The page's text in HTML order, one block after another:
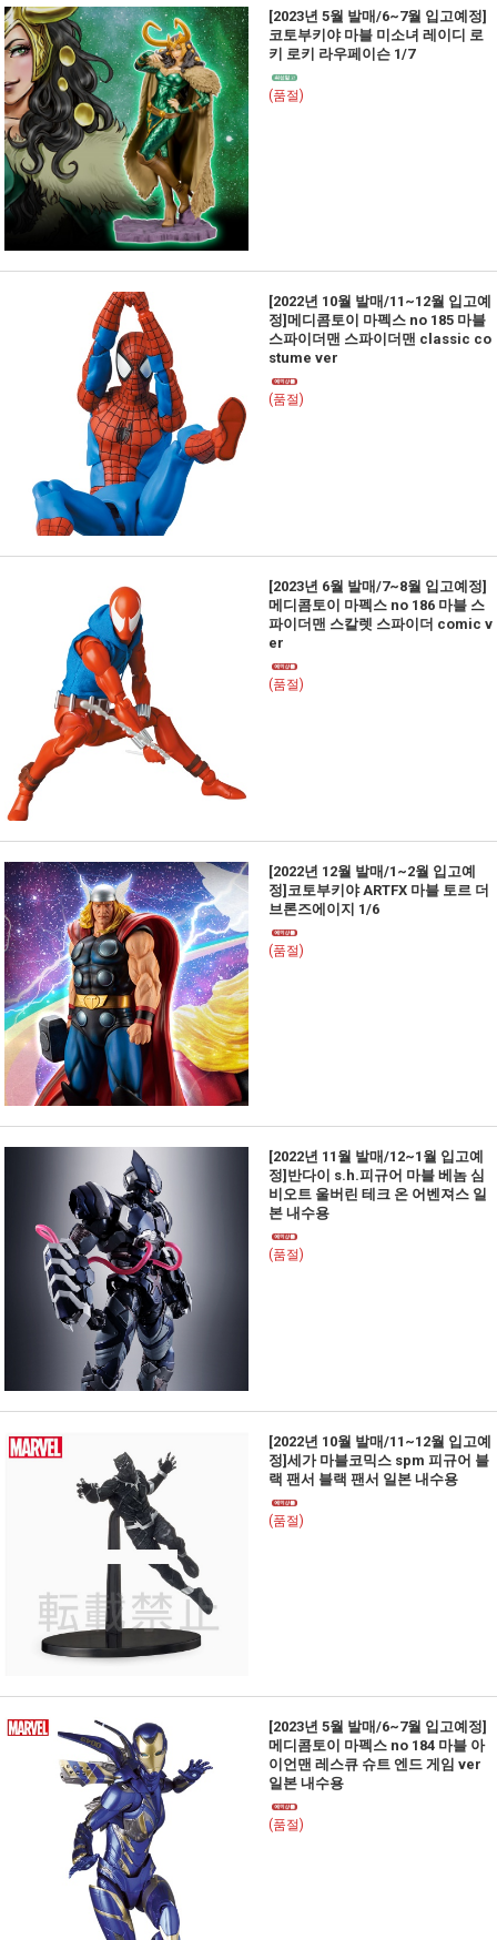
[2023년 5월 발매/6~7월 입고예정]
코토부키야 마블 미소녀 레이디 로
키 로키 라우페이슨 1/7
(품절)
[2022년 10월 발매/11~12월 입고예
정]메디콤토이 마펙스 no 185 마블
스파이더맨 스파이더맨 classic co
stume ver
(품절)
[2023년 6월 발매/7~8월 입고예정]
메디콤토이 마펙스 no 186 마블 스
파이더맨 스칼렛 스파이더 comic v
er
(품절)
[2022년 12월 발매/1~2월 입고예
정]코토부키야 ARTFX 마블 토르 더
브론즈에이지 1/6
(품절)
[2022년 11월 발매/12~1월 입고예
정]반다이 s.h.피규어 마블 베놈 심
비오트 울버린 테크 온 어벤져스 일
본 내수용
(품절)
[2022년 10월 발매/11~12월 입고예
정]세가 마블코믹스 spm 피규어 블
랙 팬서 블랙 팬서 일본 내수용
(품절)
[2023년 5월 발매/6~7월 입고예정]
메디콤토이 마펙스 no 184 마블 아
이언맨 레스큐 슈트 엔드 게임 ver
일본 내수용
(품절)